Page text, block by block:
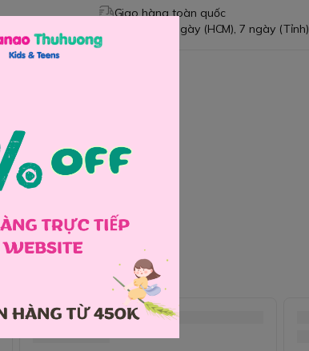
Giao hàng toàn quốc
Đổi hàng 3 ngày (HCM), 7 ngày (Tỉnh)